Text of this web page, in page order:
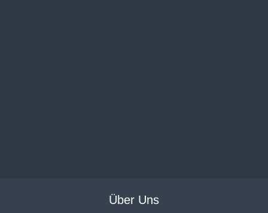
Über Uns